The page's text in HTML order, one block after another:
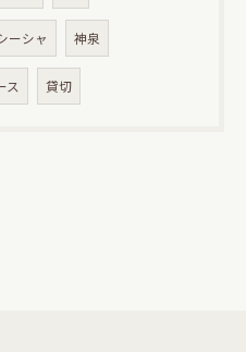
ーシャ 神泉
ス 貸切